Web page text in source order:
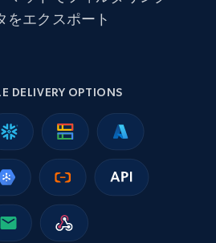
Product description,
Images, Variations, and
をエクスポート
DELIVERY OPTIONS